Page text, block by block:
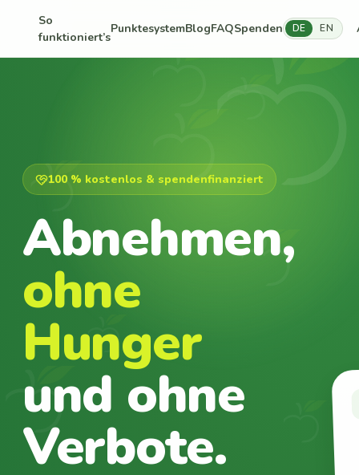
So
funktioniert’s
PunktesystemBlogFAQSpenden DE EN
100 % kostenlos & spendenfinanziert
Abnehmen,
ohne
Hunger
und ohne
Verbote.